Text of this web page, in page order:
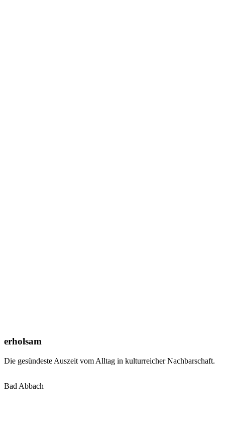
erholsam
Die gesündeste Auszeit vom Alltag in kulturreicher Nachbarschaft.
Bad Abbach